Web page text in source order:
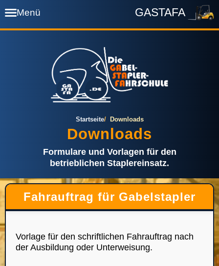
Menü GASTAFA
Startseite
Termine
Prüfung
Wissen
Startseite Downloads
Downloads
Formulare und Vorlagen für den
betrieblichen Staplereinsatz.
Fahrauftrag für Gabelstapler
Vorlage für den schriftlichen Fahrauftrag nach
der Ausbildung oder Unterweisung.